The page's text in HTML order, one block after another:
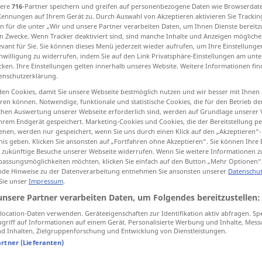
apostate
) abtrünnig einer Idee, Partei etc
toone’s
seinerParteiabtrünnig werden
716-Partner speichern und greifen auf personenbezogene Daten wie
auf Ihrem Gerät zu. Durch Auswahl von Akzeptieren aktivieren Sie
für die unter „Wir und unsere Partner verarbeiten Daten, um Ihnen Dienste
Zwecke. Wenn Tracker deaktiviert sind, sind manche Inhalte und Anzeigen
für Sie. Sie können dieses Menü jederzeit wieder aufrufen, um Ihre
zu widerrufen, indem Sie auf den Link Privatsphäre-Einstellungen am
Ihre Einstellungen gelten innerhalb unseres Website. Weitere Informationen
Cookies, damit Sie unsere Webseite bestmöglich nutzen und wir besser mit Ihnen
können. Notwendige, funktionale und statistische Cookies, die für den Betrieb
Auswertung unserer Webseite erforderlich sind, werden auf Grundlage unserer
Endgerät gespeichert. Marketing-Cookies und Cookies, die der Bereitstellung
werden nur gespeichert, wenn Sie uns durch einen Klick auf den
geben. Klicken Sie ansonsten auf „Fortfahren ohne Akzeptieren“. Sie können Ihre
Besuche unserer Webseite widerrufen. Wenn Sie weitere Informationen
möchten, klicken Sie einfach auf den Button „Mehr Optionen“.
Hinweise zu der Datenverarbeitung entnehmen Sie ansonsten unserer
unser Impressum.
Partner verarbeiten Daten, um Folgendes bereitzustellen:
Daten verwenden. Geräteeigenschaften zur Identifikation aktiv abfragen.
auf Informationen auf einem Gerät. Personalisierte Werbung und Inhalte,
Inhalten, Zielgruppenforschung und Entwicklung von Dienstleistungen.
(Lieferanten)